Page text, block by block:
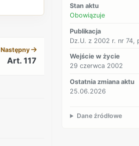
Następny
Art. 117
Stan aktu
Obowiązuje
Publikacja
Dz.U. z 2002 r. nr 74,
Wejście w życie
29 czerwca 2002
Ostatnia zmiana aktu
25.06.2026
Dane źródłowe